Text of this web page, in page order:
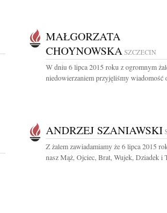
MAŁGORZATA
CHOYNOWSKA SZCZECIN
W dniu 6 lipca 2015 roku z ogromnym
niedowierzaniem przyjęliśmy wiadomość
ANDRZEJ SZANIAWSKI
Z żalem zawiadamiamy że 6 lipca 2015
nasz Mąż, Ojciec, Brat, Wujek, Dziadek i